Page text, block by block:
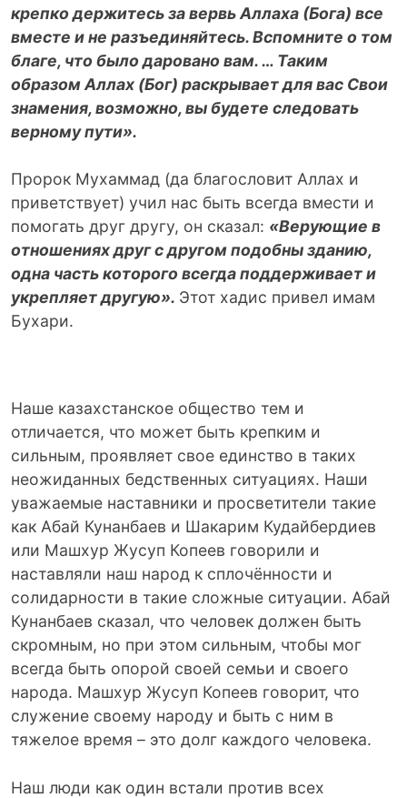
крепко держитесь за вервь Аллаха (Бога) все
вместе и не разъединяйтесь. Вспомните о том
благе, что было даровано вам. … Таким
образом Аллах (Бог) раскрывает для вас Свои
знамения, возможно, вы будете следовать
верному пути».
Пророк Мухаммад (да благословит Аллах и
приветствует) учил нас быть всегда вмести и
помогать друг другу, он сказал: «Верующие в
отношениях друг с другом подобны зданию,
одна часть которого всегда поддерживает и
укрепляет другую». Этот хадис привел имам
Бухари.
Наше казахстанское общество тем и
отличается, что может быть крепким и
сильным, проявляет свое единство в таких
неожиданных бедственных ситуациях. Наши
уважаемые наставники и просветители такие
как Абай Кунанбаев и Шакарим Кудайбердиев
или Машхур Жусуп Копеев говорили и
наставляли наш народ к сплочённости и
солидарности в такие сложные ситуации. Абай
Кунанбаев сказал, что человек должен быть
скромным, но при этом сильным, чтобы мог
всегда быть опорой своей семьи и своего
народа. Машхур Жусуп Копеев говорит, что
служение своему народу и быть с ним в
тяжелое время – это долг каждого человека.
Наш люди как один встали против всех